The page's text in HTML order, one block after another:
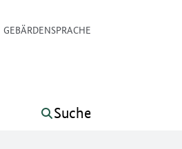
GEBÄRDENSPRACHE
Suche